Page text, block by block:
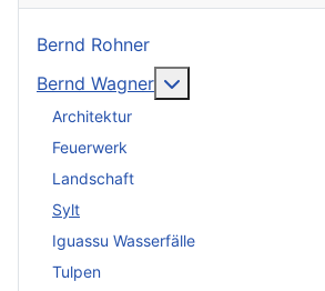
Bernd Rohner
Bernd Wagner
Architektur
Feuerwerk
Landschaft
Sylt
Iguassu Wasserfälle
Tulpen